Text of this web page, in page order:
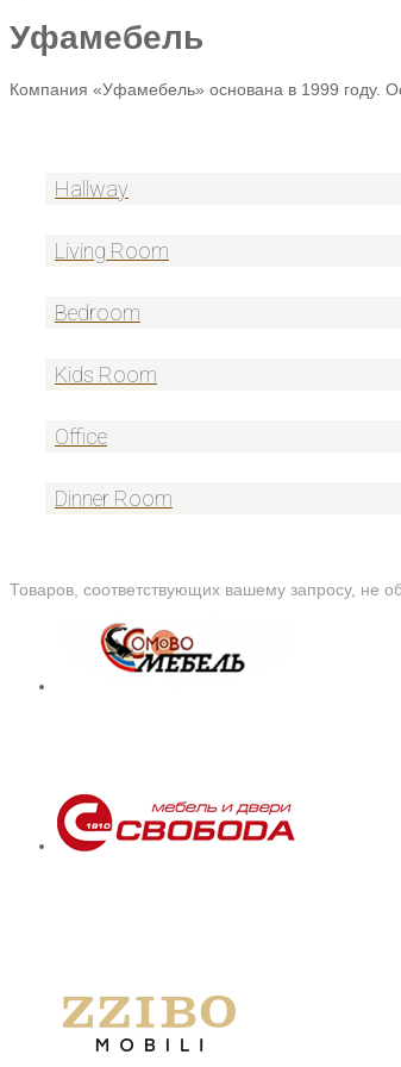
Уфамебель
Компания «Уфамебель» основана в 1999 году.
Hallway
Living Room
Bedroom
Kids Room
Office
Dinner Room
Товаров, соответствующих вашему запросу, не